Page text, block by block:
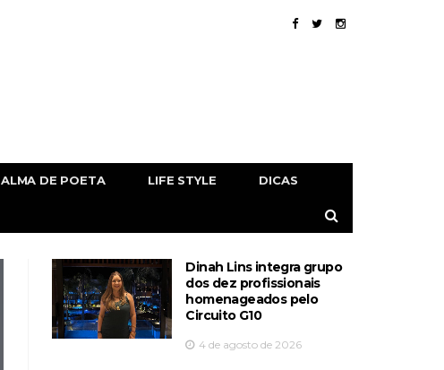
ALMA DE POETA LIFE STYLE DICAS
Dinah Lins integra grupo
dos dez profissionais
homenageados pelo
Circuito G10
4 de agosto de 2026